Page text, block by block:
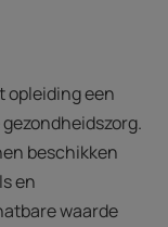
opleiding een
beschikken
en
waarde